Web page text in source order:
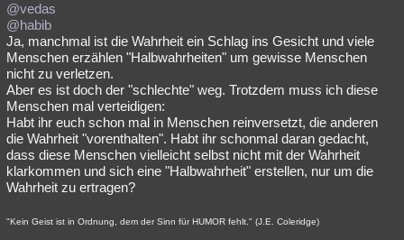
@vedas
@habib
Ja, manchmal ist die Wahrheit ein Schlag ins Gesicht und viele
Menschen erzählen "Halbwahrheiten" um gewisse Menschen
nicht zu verletzen.
Aber es ist doch der "schlechte" weg. Trotzdem muss ich diese
Menschen mal verteidigen:
Habt ihr euch schon mal in Menschen reinversetzt, die anderen
die Wahrheit "vorenthalten". Habt ihr schonmal daran gedacht,
dass diese Menschen vielleicht selbst nicht mit der Wahrheit
klarkommen und sich eine "Halbwahrheit" erstellen, nur um die
Wahrheit zu ertragen?
"Kein Geist ist in Ordnung, dem der Sinn für HUMOR fehlt." (J.E. Coleridge)